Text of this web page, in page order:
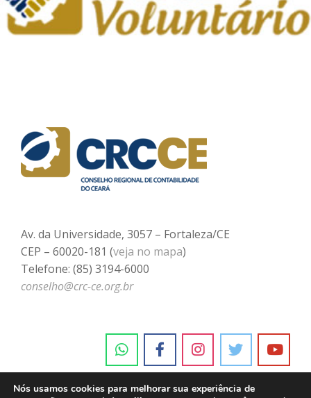
Av. da Universidade, 3057 – Fortaleza/CE
CEP – 60020-181 (veja no mapa)
Telefone: (85) 3194-6000
conselho@crc-ce.org.br
Nós usamos cookies para melhorar sua experiência de